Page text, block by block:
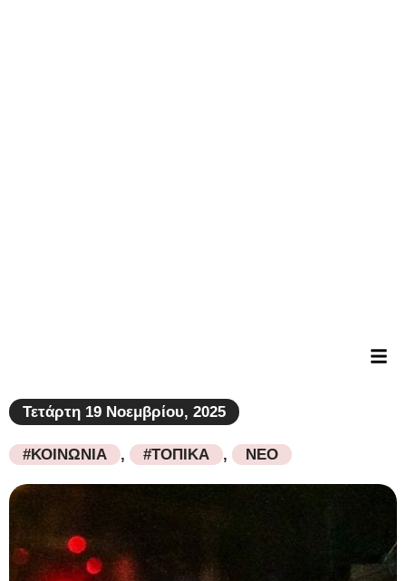
Τετάρτη 19 Νοεμβρίου, 2025
#ΚΟΙΝΩΝΙΑ , #ΤΟΠΙΚΑ , ΝΕΟ